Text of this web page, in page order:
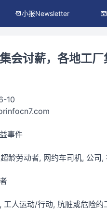
小报Newsletter
会讨薪，各地工
10
事件
龄劳动者, 网约车司机, 公司
工人运动/行动, 肮脏或危险